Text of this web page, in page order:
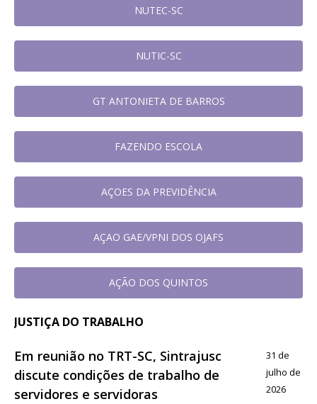
NUTEC-SC
NUTIC-SC
GT ANTONIETA DE BARROS
FAZENDO ESCOLA
AÇOES DA PREVIDÊNCIA
AÇAO GAE/VPNI DOS OJAFS
AÇÃO DOS QUINTOS
JUSTIÇA DO TRABALHO
Em reunião no TRT-SC, Sintrajusc
discute condições de trabalho de
servidores e servidoras
31 de
julho de
2026